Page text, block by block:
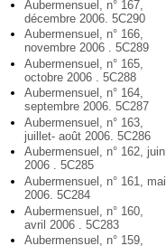
Aubermensuel, n° 167,
décembre 2006. 5C290
Aubermensuel, n° 166,
novembre 2006 . 5C289
Aubermensuel, n° 165,
octobre 2006 . 5C288
Aubermensuel, n° 164,
septembre 2006. 5C287
Aubermensuel, n° 163,
juillet- août 2006. 5C286
Aubermensuel, n° 162, juin
2006 . 5C285
Aubermensuel, n° 161, mai
2006. 5C284
Aubermensuel, n° 160,
avril 2006 . 5C283
Aubermensuel, n° 159,